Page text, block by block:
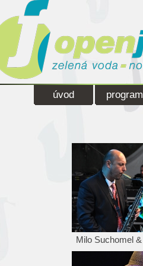
úvod program
Milo Suchomel